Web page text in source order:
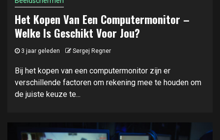
Het Kopen Van Een Computermonitor –
Welke Is Geschikt Voor Jou?
3 jaar geleden Sergej Regner
Bij het kopen van een computermonitor zijn er
verschillende factoren om rekening mee te houden om
de juiste keuze te...